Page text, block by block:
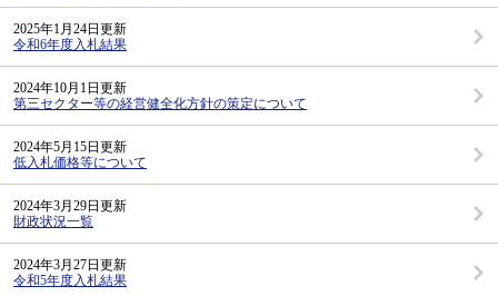
2025年1月24日更新
令和6年度入札結果
2024年10月1日更新
第三セクター等の経営健全化方針の策定について
2024年5月15日更新
低入札価格等について
2024年3月29日更新
財政状況一覧
2024年3月27日更新
令和5年度入札結果